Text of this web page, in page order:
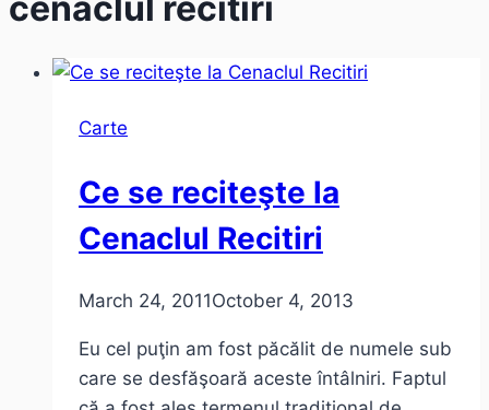
Carte
Ce se reciteşte la
Cenaclul Recitiri
March 24, 2011October 4, 2013
Eu cel puţin am fost păcălit de numele sub
care se desfăşoară aceste întâlniri. Faptul